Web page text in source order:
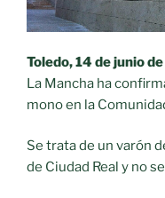
Toledo, 14 de junio
La Mancha ha
mono en la
Se trata de un varón
de Ciudad Real y no